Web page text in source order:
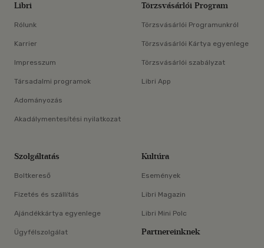
Libri
Rólunk
Karrier
Impresszum
Társadalmi programok
Adományozás
Akadálymentesítési nyilatkozat
Törzsvásárlói Program
Törzsvásárlói Programunkról
Törzsvásárlói Kártya egyenlege
Törzsvásárlói szabályzat
Libri App
Szolgáltatás
Boltkereső
Fizetés és szállítás
Ajándékkártya egyenlege
Ügyfélszolgálat
Kultúra
Események
Libri Magazin
Libri Mini Polc
Partnereinknek